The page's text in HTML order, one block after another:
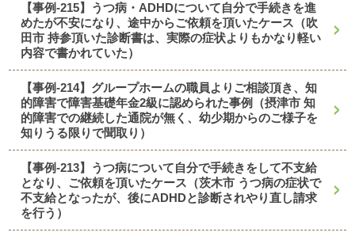
【事例-215】うつ病・ADHDについて自分で手続きを進
めたが不安になり、途中からご依頼を頂いたケース（吹
田市 持参頂いた診断書は、実際の症状よりもかなり軽い
内容で書かれていた）
【事例-214】グループホームの職員よりご相談頂き、知
的障害で障害基礎年金2級に認められた事例（摂津市 知
的障害での継続した通院が無く、幼少期からのご様子を
知りうる限りで聞取り）
【事例-213】うつ病について自分で手続きをして不支給
となり、ご依頼を頂いたケース（茨木市 うつ病の症状で
不支給となったが、後にADHDと診断されやり直し請求
を行う）